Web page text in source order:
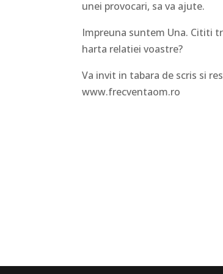
unei provocari, sa va ajute.
Impreuna suntem Una. Cititi
harta relatiei voastre?
Va invit in tabara de scris si
www.frecventaom.ro